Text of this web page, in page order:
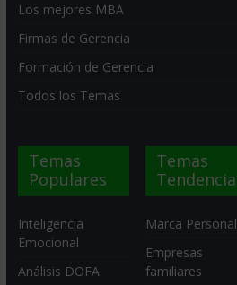
Los mejores MBA
Firmas de Gerencia
Formación de Gerencia
Todos los Temas
Temas
Populares
Inteligencia
Emocional
Análisis DOFA
Temas
Tendencia
Marca Personal
Empresas
familiares